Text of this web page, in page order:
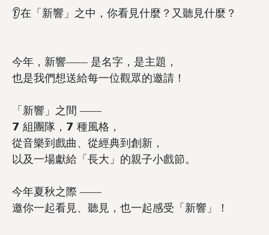
👂在「新響」之中，你看見什麼？又聽見什麼？
今年，新響—— 是名字，是主題，
也是我們想送給每一位觀眾的邀請！
「新響」之間 ——
𝟳 組團隊，𝟳 種風格，
從音樂到戲曲、從經典到創新，
以及一場獻給「長大」的親子小戲節。
今年夏秋之際 ——
邀你一起看見、聽見，也一起感受「新響」！